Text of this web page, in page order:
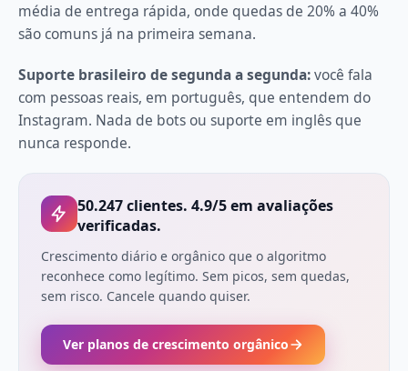
média de entrega rápida, onde quedas de 20% a 40%
são comuns já na primeira semana.
Suporte brasileiro de segunda a segunda:você fala
com pessoas reais, em português, que entendem do
Instagram. Nada de bots ou suporte em inglês que
nunca responde.
50.247 clientes. 4.9/5 em avaliações
verificadas.
Crescimento diário e orgânico que o algoritmo
reconhece como legítimo. Sem picos, sem quedas,
sem risco. Cancele quando quiser.
Ver planos de crescimento orgânico